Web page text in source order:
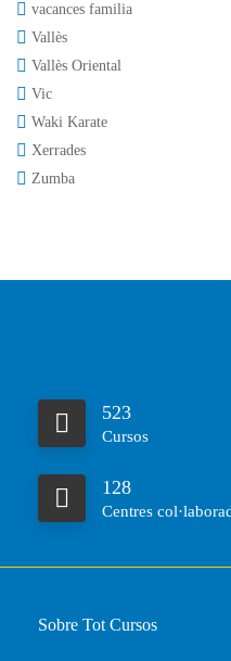
vacances familia
Vallès
Vallès Oriental
Vic
Waki Karate
Xerrades
Zumba
523
Cursos
128
Centres
Sobre Tot Cursos